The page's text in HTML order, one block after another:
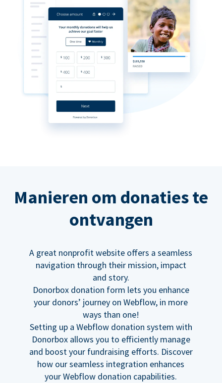
Manieren om donaties te
ontvangen
A great nonprofit website offers a seamless
navigation through their mission, impact
and story.
Donorbox donation form lets you enhance
your donors’ journey on Webflow, in more
ways than one!
Setting up a Webflow donation system with
Donorbox allows you to efficiently manage
and boost your fundraising efforts. Discover
how our seamless integration enhances
your Webflow donation capabilities.